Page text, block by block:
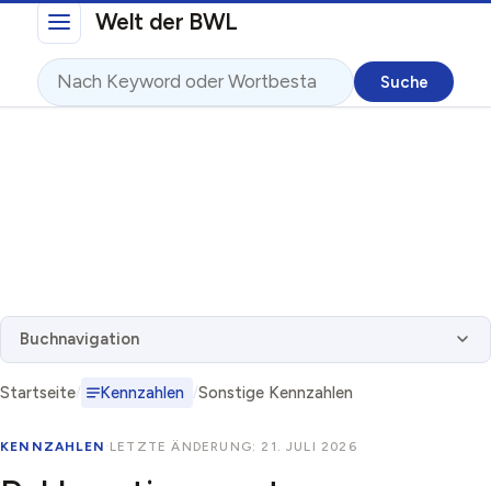
Direkt zum InhaltWelt der BWL
Suche
Buchnavigation
Startseite Kennzahlen Sonstige Kennzahlen
KENNZAHLEN · LETZTE ÄNDERUNG: 21. JULI 2026